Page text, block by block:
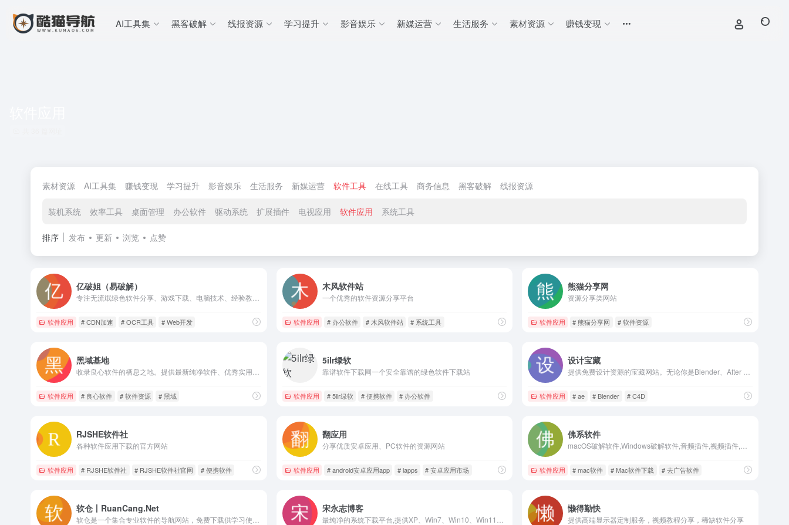
AI工具集 黑客破解 线报资源 学习提升 影音娱乐 新媒运营 生活服务 素材资源 赚钱变现
素材资源 AI工具集 赚钱变现 学习提升 影音娱乐 生活服务 新媒运营 软件工具 在线工具 商务信息 黑客破解 线报资源
装机系统 效率工具 桌面管理 办公软件 驱动系统 扩展插件 电视应用 软件应用 系统工具
排序 发布 更新 浏览 点赞
亿破姐（易破解）
软件应用 # CDN加速 # OCR工具 # Web开发
木风软件站
一个优秀的软件资源分享平台
软件应用 # 办公软件 # 木风软件站 # 系统工具
熊猫分享网
资源分享类网站
软件应用 # 熊猫分享网 # 软件资源
黑域基地
软件应用 # 良心软件 # 软件资源 # 黑域
5ilr绿软
靠谱软件下载网一个安全靠谱的绿色软件下载站
软件应用 # 5ilr绿软 # 便携软件 # 办公软件
设计宝藏
软件应用 # ae # Blender # C4D
RJSHE软件社
各种软件应用下载的官方网站
软件应用 # RJSHE软件社 # RJSHE软件社官网 # 便携软件
翻应用
分享优质安卓应用、PC软件的资源网站
软件应用 # android安卓应用app # iapps # 安卓应用市场
佛系软件
软件应用 # mac软件 # Mac软件下载 # 去广告软件
软仓丨RuanCang.Net 宋永志博客 懒得勤快
提供高端显示器定制服务，视频教程分享，稀缺软件分享